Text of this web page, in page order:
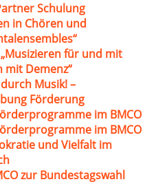
Schulung
in Chören und
für und mit
mit Demenz“
Musik! –
Förderung
im BMCO
im BMCO
und Vielfalt im
zur Bundestagswahl